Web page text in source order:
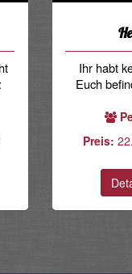
Ihr habt
Euch
Preis: